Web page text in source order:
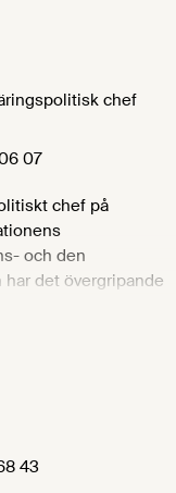
med
Sveriges
tätpositionen på
produktkvalitet,
där vår svenska
chef
07
chef på
och den
det övergripande
Han är
från rollen som
var även partner i
Prime och
Minds utsågs
43